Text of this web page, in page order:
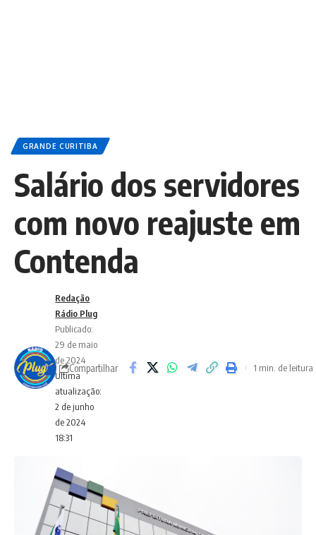
GRANDE CURITIBA
Salário dos servidores
com novo reajuste em
Contenda
Ultima
atualização:
2 de junho
de 2024
18:31
Redação
Rádio Plug
Publicado:
29 de maio
de 2024
Compartilhar 1 min. de leitura